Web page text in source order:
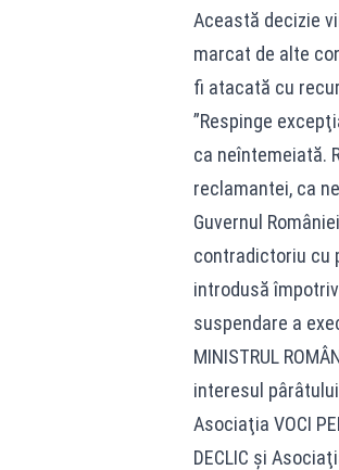
Această decizie
marcat de alte
fi atacată cu
”Respinge
ca neîntemeiată.
reclamantei, ca
Guvernul
contradictoriu cu
introdusă
suspendare a
MINISTRUL
interesul pârâtului
Asociaţia VOCI
DECLIC şi